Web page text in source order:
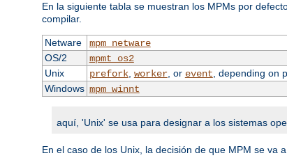
En la siguiente tabla se muestran los MPMs por
compilar.
Netware
mpm_netware
OS/2
mpmt_os2
Unix
prefork, worker, or event , depending on
Windows mpm_winnt
aquí, 'Unix' se usa para designar a los sistemas
En el caso de los Unix, la decisión de que MPM se va